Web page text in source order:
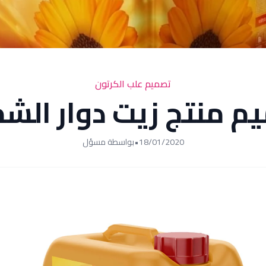
تصميم علب الكرتون
منتج زيت دوار
18/01/2020
•بواسطة مسؤل